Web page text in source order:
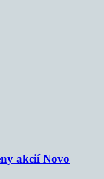
akcií Novo